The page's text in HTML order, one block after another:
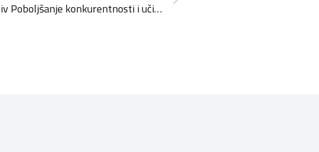
Objavljen Poziv Poboljšanje konkurentnosti i učinkovitosti MSP-a kroz informacijske i komunikacijske tehnologije (IKT) – 2